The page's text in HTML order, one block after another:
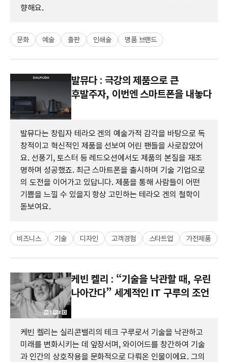
향해요.
문화 예술 출판 인쇄술 명품 브랜드
발뮤다 : 극강의 제품으로 큰
후발주자, 이번엔 스마트폰을 내놓다
발뮤다는 창립자 테라오 겐의 예술가적 감각을 바탕으로 독
창적이고 혁신적인 제품을 선보여 어린 팬들을 사로잡았어
요. 선풍기, 토스터 등 레드오션에서도 제품의 본질을 재조
명하며 성공했죠. 최근 스마트폰을 출시하며 기술 기업으로
의 도전을 이어가고 있답니다. 제품을 통해 사람들이 어떤
기쁨을 느낄 수 있을지 항상 고민하는 테라오 겐의 철학이
돋보여요.
비즈니스 기술 디자인 고객경험 스타트업 가전제품
케빈 켈리 : “기술을 낙관할 때, 우린
나아간다” 세계적인 IT 구루의 조언
케빈 켈리는 실리콘밸리의 테크 구루로서 기술을 낙관하고
미래를 변화시키는 데 앞장서며, 와이어드를 창간하여 기술
과 인간의 상호작용을 문화적으로 다뤄온 인물이에요. 그의